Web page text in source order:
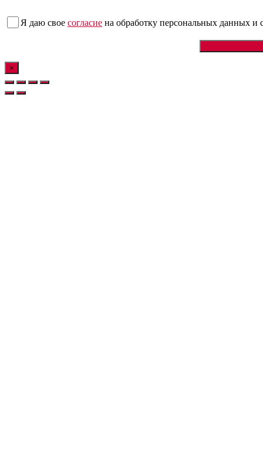
Я даю свое согласие на обработку персональных данных и
×